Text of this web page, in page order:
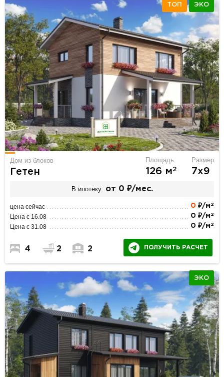
ТОП ЭКО
Дом из блоков
Гетен
Площадь
126 м2
Размер
7х9
В ипотеку: от 0 ₽/мес.
цена сейчас 0 ₽/м 2
Цена с 16.08 0 ₽/м 2
Цена с 31.08 0 ₽/м 2
4 2 2 ПОЛУЧИТЬ РАСЧЕТ
ЭКО